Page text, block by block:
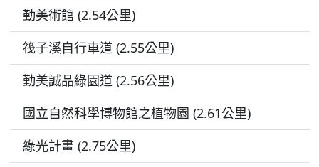
勤美術館 (2.54公里)
筏子溪自行車道 (2.55公里)
勤美誠品綠園道 (2.56公里)
國立自然科學博物館之植物園 (2.61公里)
綠光計畫 (2.75公里)